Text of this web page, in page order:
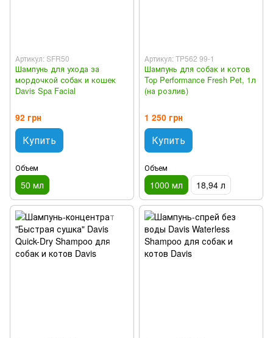
Артикул: SFR50
Шампунь для ухода за
мордочкой собак и кошек
Davis Spa Facial
92 грн
Купить
Объем
50 мл
Артикул: TP562 99-1
Шампунь для собак и котов
Top Performance Fresh Pet, 1л
(на розлив)
1 250 грн
Купить
Объем
1000 мл 18,94 л